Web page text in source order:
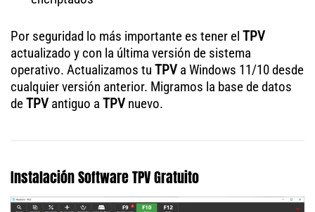
Por seguridad lo más importante es tener el TPV
actualizado y con la última versión de sistema
operativo. Actualizamos tu TPV a Windows 11/10 desde
cualquier versión anterior. Migramos la base de datos
deTPV antiguo a TPV nuevo.
Instalación Software TPV Gratuito